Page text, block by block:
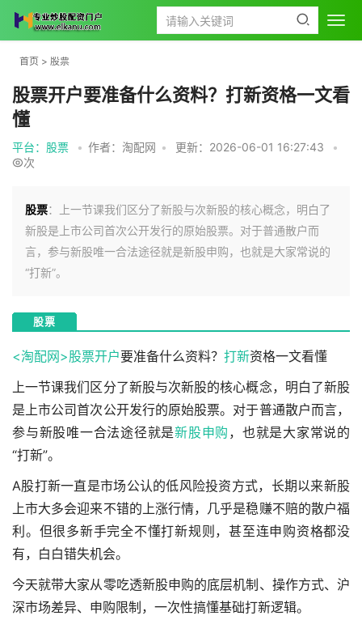
首页 > 股票
股票开户要准备什么资料？打新资格一文看
懂
平台：股票 • 作者：淘配网 • 更新：2026-06-01 16:27:43
•
次
股票：上一节课我们区分了新股与次新股的核心概念，明白了
新股是上市公司首次公开发行的原始股票。对于普通散户而
言，参与新股唯一合法途径就是新股申购，也就是大家常说的
“打新”。
股票
<淘配网>股票开户要准备什么资料？ 打新资格一文看懂
上一节课我们区分了新股与次新股的核心概念，明白了新股
是上市公司首次公开发行的原始股票。对于普通散户而言，
参与新股唯一合法途径就是新股申购 ，也就是大家常说的
“打新”。
A股打新一直是市场公认的低风险投资方式，长期以来新股
上市大多会迎来不错的上涨行情，几乎是稳赚不赔的散户福
利。但很多新手完全不懂打新规则，甚至连申购资格都没
有，白白错失机会。
今天就带大家从零吃透新股申购的底层机制、操作方式、沪
深市场差异、申购限制，一次性搞懂基础打新逻辑。